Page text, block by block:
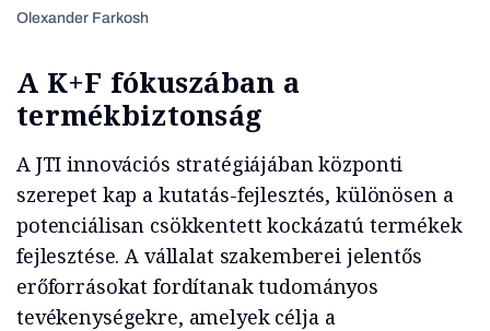
Olexander Farkosh
A K+F fókuszában a
termékbiztonság
A JTI innovációs stratégiájában központi
szerepet kap a kutatás-fejlesztés, különösen a
potenciálisan csökkentett kockázatú termékek
fejlesztése. A vállalat szakemberei jelentős
erőforrásokat fordítanak tudományos
tevékenységekre, amelyek célja a